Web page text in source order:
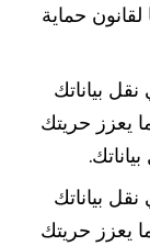
حماية
بياناتك
يعزز حريتك
بياناتك
يعزز حريتك